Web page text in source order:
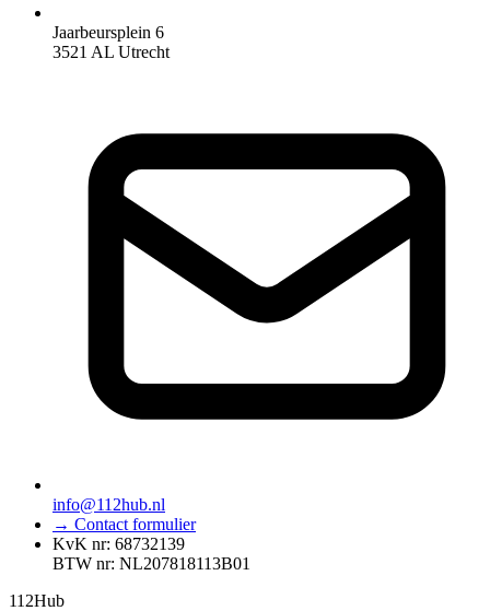
Jaarbeursplein 6
3521 AL Utrecht
info@112hub.nl
→ Contact formulier
KvK nr: 68732139
BTW nr: NL207818113B01
112Hub